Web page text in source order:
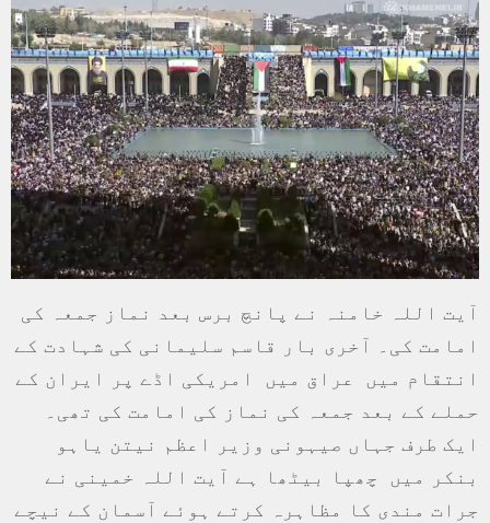
آیت اللہ خامنہ نے پانچ برس بعد نماز جمعہ کی
امامت کی۔ آخری بار قاسم سلیمانی کی شہادت کے
انتقام میں عراق میں امریکی اڈے پر ایران کے
حملے کے بعد جمعہ کی نماز کی امامت کی تھی۔
ایک طرف جہاں صیہونی وزیر اعظم نیتن یاہو
بنکر میں چھپا بیٹھا ہے آیت اللہ خمینی نے
جرات مندی کا مظاہرہ کرتے ہوئے آسمان کے نیچے